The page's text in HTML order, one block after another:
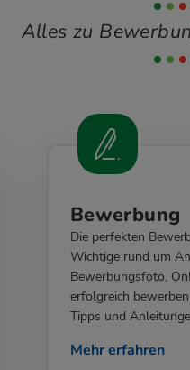
Alles zu
Bewerbung
Die perfekten
Wichtige rund um
Bewerbungsfoto,
erfolgreich
Tipps und
Mehr erfahren